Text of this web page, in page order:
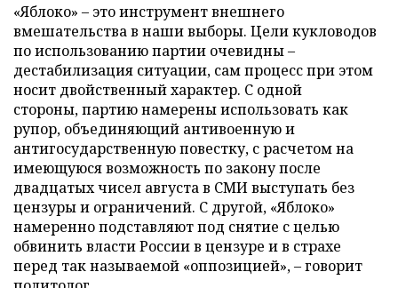
«Яблоко» – это инструмент внешнего
вмешательства в наши выборы. Цели кукловодов
по использованию партии очевидны –
дестабилизация ситуации, сам процесс при этом
носит двойственный характер. С одной
стороны, партию намерены использовать как
рупор, объединяющий антивоенную и
антигосударственную повестку, с расчетом на
имеющуюся возможность по закону после
двадцатых чисел августа в СМИ выступать без
цензуры и ограничений. С другой, «Яблоко»
намеренно подставляют под снятие с целью
обвинить власти России в цензуре и в страхе
перед так называемой «оппозицией», – говорит